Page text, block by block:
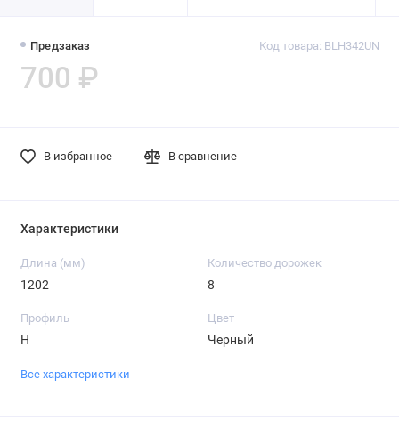
Предзаказ Код товара: BLH342UN
700 ₽
В избранное В сравнение
Характеристики
Длина (мм)
1202
Количество дорожек
8
Профиль
H
Цвет
Черный
Все характеристики